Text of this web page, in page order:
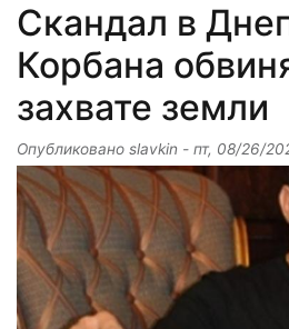
Скандал в
Корбана
захвате земли
Опубликовано slavkin - пт, 08/26/